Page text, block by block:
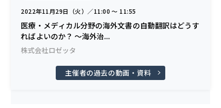
2022年11月29日（火）／11:00 〜 11:55
医療・メディカル分野の海外文書の自動翻訳はどうす
ればよいのか？ ～海外治...
株式会社ロゼッタ
主催者の過去の動画・資料